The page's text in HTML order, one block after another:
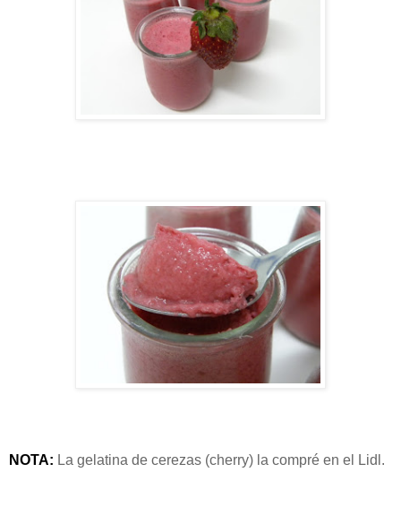
NOTA: La gelatina de cerezas (cherry) la compré en el Lidl.